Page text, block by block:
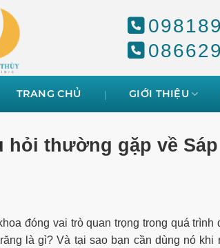
TRANG CHỦ GIỚI THIỆU
hỏi thường gặp về
đóng vai trò quan trọng trong quá
là gì? Và tại sao bạn cần dùng nó